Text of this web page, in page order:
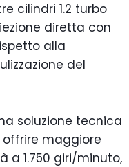
cilindri 1.2 turbo
diretta con
alla
del
soluzione tecnica
maggiore
a 1.750 giri/minuto,